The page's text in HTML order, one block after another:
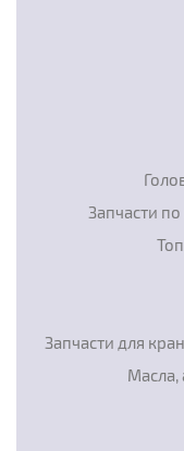
Запчасти
Запчасти для
Масла,